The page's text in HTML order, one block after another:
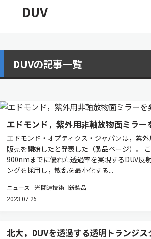
DUV
DUVの記事一覧
エドモンド，紫外用非軸放物面ミラー
エドモンド・オプティクス・ジャパンは，紫
販売を開始したと発表した（製品ページ）。
900nmまでに優れた透過率を実現するDUV反
ングを採用し，散乱を最小化する...
ニュース 光関連技術 新製品
2023.07.26
北大，DUVを透過する透明トランジス